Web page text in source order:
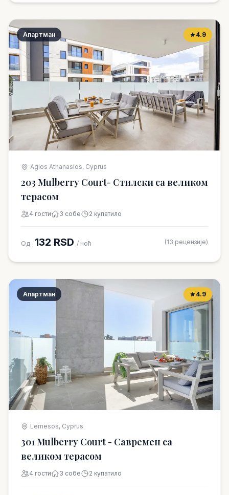
Апартман 4.9
Agios Athanasios, Cyprus
203 Mulberry Court- Стилски са великом
терасом
4 гости 3 собе 2 купатило
Од 132 RSD / ноћ (13 рецензије)
Апартман 4.9
Lemesos, Cyprus
301 Mulberry Court - Савремен са
великом терасом
4 гости 3 собе 2 купатило